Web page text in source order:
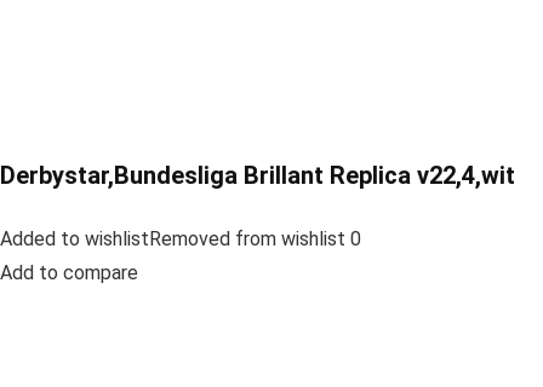
Derbystar,Bundesliga Brillant Replica v22,4,wit
Added to wishlistRemoved from wishlist 0
Add to compare